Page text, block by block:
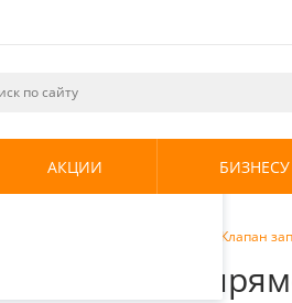
и
использования.
.
АКЦИИ БИЗНЕСУ
Stout Клапан